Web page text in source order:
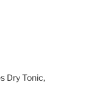
Dry Tonic,